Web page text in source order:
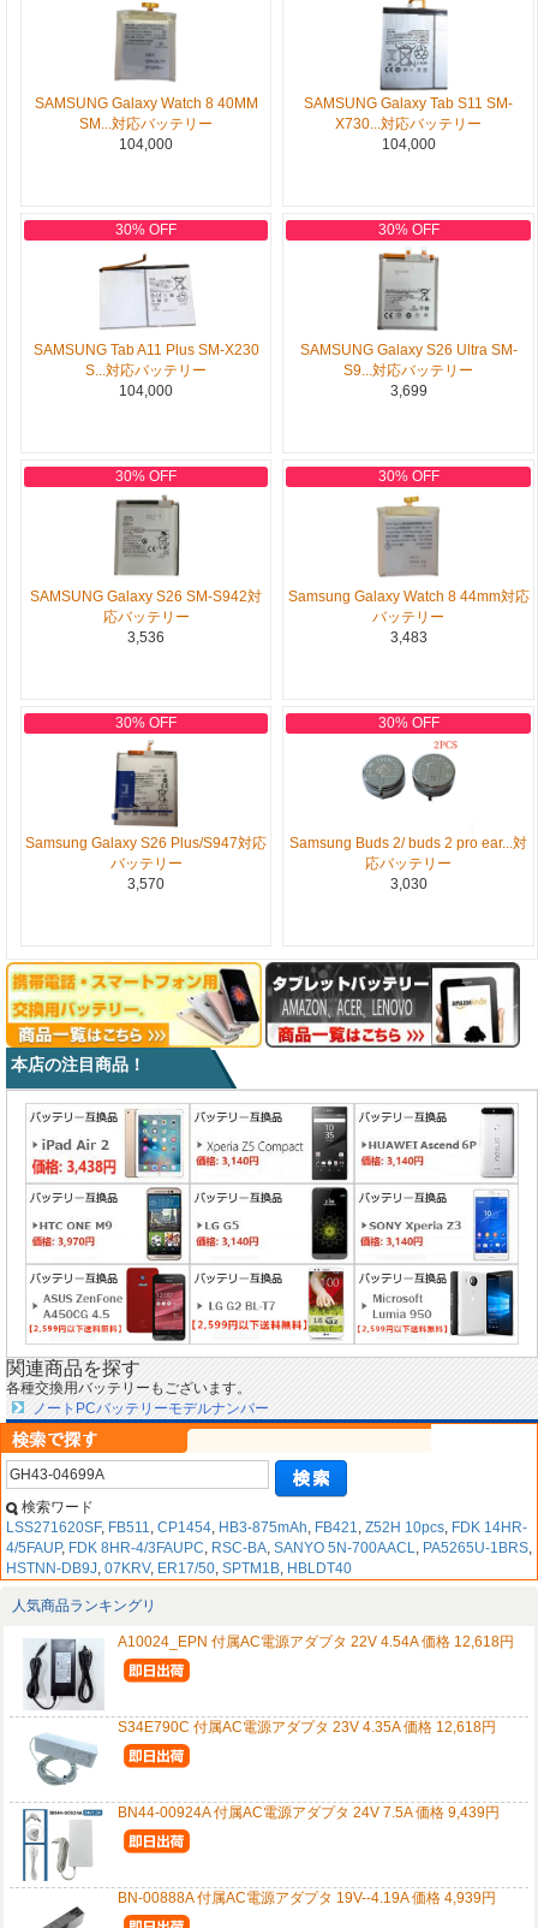
SAMSUNG Galaxy Watch 8 40MM
SM...対応バッテリー
104,000
SAMSUNG Galaxy Tab S11 SM-
X730...対応バッテリー
104,000
30% OFF
SAMSUNG Tab A11 Plus SM-X230
S...対応バッテリー
104,000
30% OFF
SAMSUNG Galaxy S26 Ultra SM-
S9...対応バッテリー
3,699
30% OFF
SAMSUNG Galaxy S26 SM-S942対
応バッテリー
3,536
30% OFF
Samsung Galaxy Watch 8 44mm対応
バッテリー
3,483
30% OFF
Samsung Galaxy S26 Plus/S947対応
バッテリー
3,570
30% OFF
Samsung Buds 2/ buds 2 pro ear...対
応バッテリー
3,030
本店の注目商品！
関連商品を探す
各種交換用バッテリーもございます。
ノートPCバッテリーモデルナンバー
検索ワード
LSS271620SF, FB511, CP1454, HB3-875mAh, FB421, Z52H 10pcs, FDK 14HR-
4/5FAUP, FDK 8HR-4/3FAUPC, RSC-BA, SANYO 5N-700AACL, PA5265U-1BRS,
HSTNN-DB9J, 07KRV, ER17/50, SPTM1B, HBLDT40
人気商品ランキングリ
A10024_EPN 付属AC電源アダプタ 22V 4.54A 価格 12,618円
S34E790C 付属AC電源アダプタ 23V 4.35A 価格 12,618円
BN44-00924A 付属AC電源アダプタ 24V 7.5A 価格 9,439円
BN-00888A 付属AC電源アダプタ 19V--4.19A 価格 4,939円